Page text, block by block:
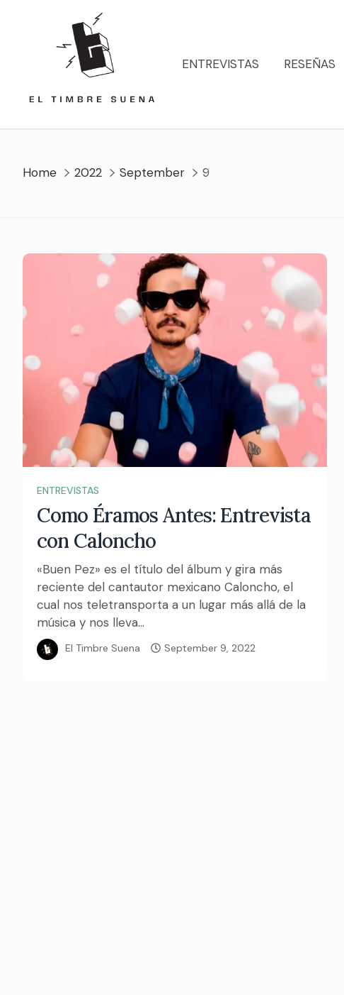
ENTREVISTAS
RESEÑAS
Home 2022 September 9
ENTREVISTAS
Como Éramos Antes: Entrevista
con Caloncho
«Buen Pez» es el título del álbum y gira más
reciente del cantautor mexicano Caloncho, el
cual nos teletransporta a un lugar más allá de la
música y nos lleva...
El Timbre Suena September 9, 2022